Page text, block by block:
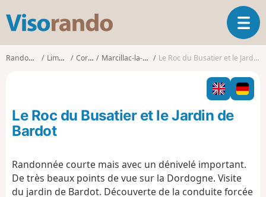
s
o
o
O
u
i
r
l
i
a
Randonnées Limousin Corrèze Marcillac-la-Croisille Le Roc du Busatier et le Jardin de Bardot
Le Roc du Busatier et le Jardin de
Bardot
Randonnée courte mais avec un dénivelé important.
De très beaux points de vue sur la Dordogne. Visite
du jardin de Bardot. Découverte de la conduite forcée